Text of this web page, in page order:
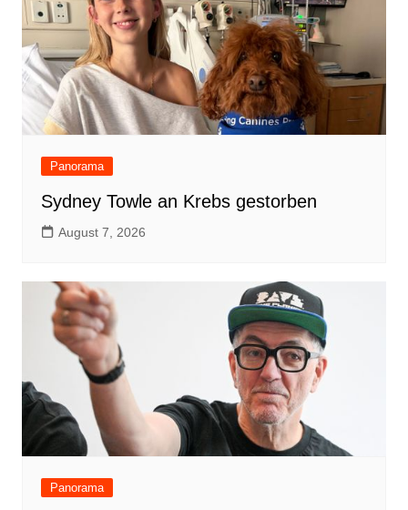
Panorama
Sydney Towle an Krebs gestorben
August 7, 2026
Panorama